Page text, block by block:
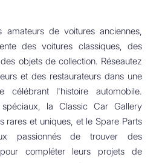
de voitures anciennes,
des voitures classiques, des
objets de collection. Réseautez
et des restaurateurs dans une
célébrant l'histoire automobile.
la Classic Car Gallery
rares et uniques, et le Spare Parts
passionnés de trouver des
compléter leurs projets de